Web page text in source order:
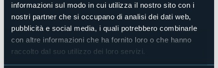
informazioni sul modo in cui utilizza il nostro sito con i
nostri partner che si occupano di analisi dei dati web,
pubblicità e social media, i quali potrebbero combinarle
con altre informazioni che ha fornito loro o che hanno
raccolto dal suo utilizzo dei loro servizi.
Animali ammessi
No
Camere
Posti letto